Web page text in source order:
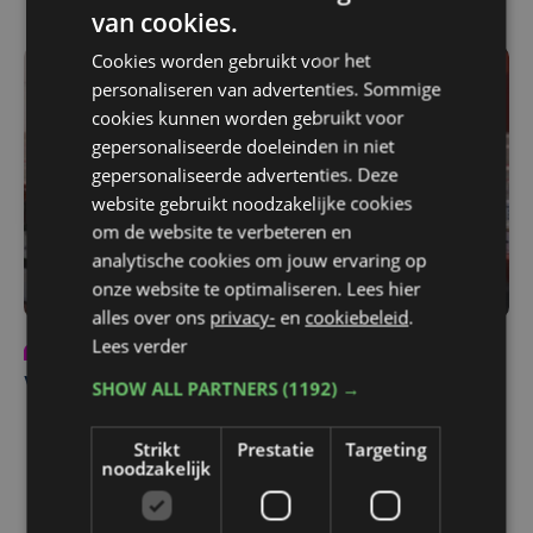
Partnercontent
Vaste waarde in transportsector: A&D Trucks
van cookies.
Cookies worden gebruikt voor het
personaliseren van advertenties. Sommige
cookies kunnen worden gebruikt voor
gepersonaliseerde doeleinden in niet
gepersonaliseerde advertenties. Deze
website gebruikt noodzakelijke cookies
om de website te verbeteren en
analytische cookies om jouw ervaring op
onze website te optimaliseren. Lees hier
alles over ons privacy- en cookiebeleid.
Lees verder
SHOW ALL PARTNERS(1192) →
Strikt
noodzakelijk
Prestatie Targeting